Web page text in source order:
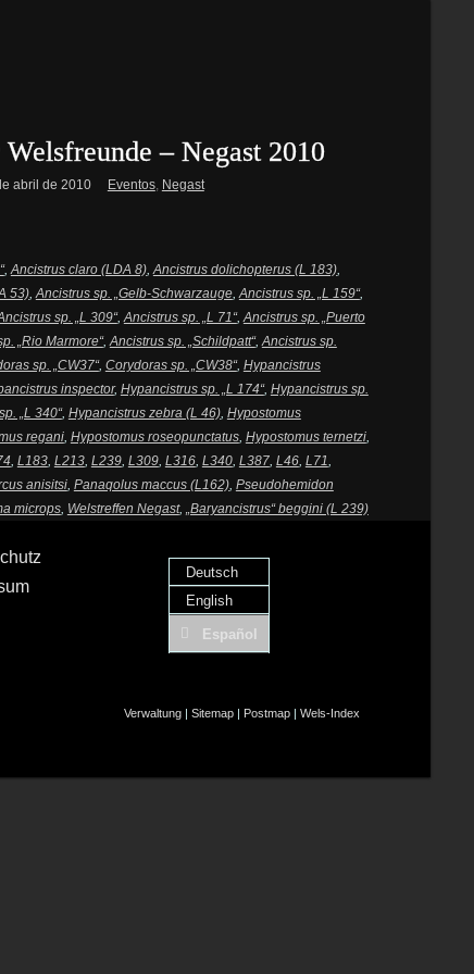
– Negast 2010
abril de 2010 Eventos, Negast
,Ancistrus claro (LDA 8),Ancistrus dolichopterus (L 183),
53),Ancistrus sp. „Gelb-Schwarzauge,Ancistrus sp. „L 159“,
sp. „L 309“,Ancistrus sp. „L 71“,Ancistrus sp. „Puerto
„Rio Marmore“,Ancistrus sp. „Schildpatt“,Ancistrus sp.
sp. „CW37“, Corydoras sp. „CW38“, Hypancistrus
inspector, Hypancistrus sp. „L 174“, Hypancistrus sp.
„L 340“, Hypancistrus zebra (L 46), Hypostomus
regani, Hypostomus roseopunctatus, Hypostomus ternetzi,
, L183, L213, L239, L309, L316, L340, L387, L46, L71,
anisitsi, Panaqolus maccus (L162), Pseudohemidon
microps, Welstreffen Negast, „Baryancistrus“ beggini (L 239)
Deutsch
English
Español
Verwaltung| Sitemap| Postmap| Wels-Index